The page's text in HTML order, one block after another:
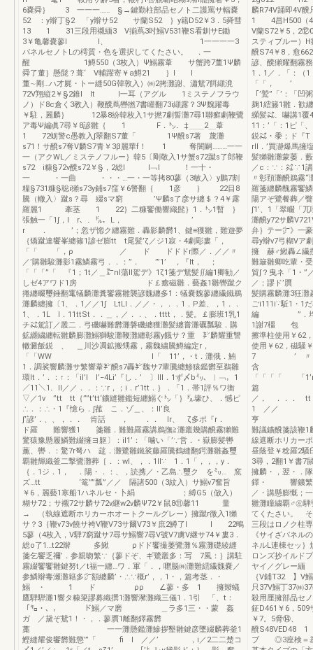
6嚢舜｝ 3 一一一…… §→鍵勤柱部品セノト二護罵サ輻嚢
52 ：y辮丁§2 「y辮サ52 サ蘭S52 ｝y籍D52￥3．5舜彗
13 1 31三段用襯緬3 V揃蔦3吋鰯V531鞭S看釧サE鋤
3￥亀馨嚢蓼l l、 1一一一一3
パネルセノトLの樗質・色を選択してくたさい。 ．一
醒 1鱒550（3枚入）Ψ鰯霧葦 サ蟹跨7董1Ψ麟
舜了董｝懸髭？葺‘ V輔躍寄￥a鱒21 ｝l l
董∼剛…ハ才屍・トー縫50G韓敦入）㈱2拷灘謝、瀟鴛7餌纈溌
72V翔縦2￥§2錐l lt l一耳（アグル 1ミステノフラウ
ノ）ド8c倉く3教入）鞭醗蔦轡撚7書瞳翻73i纈露？3Ψ魏躍毒
￥駐，麗麟｝ 12暴8紛韓枚入1サ撚7劇誓灘7尋1聯癬劇鞭鷺
ア毒Ψ編眞7尋￥8諺雛｛ 1 F．㌧．‡＿＿2＿葦
1 72蛎警c愚教入∫翠翻S7董「 1Ψ醗s7著 蔑灘
s71！サ醗s7奪V麟S7青￥3β麗華f！ 1 奪闇嗣………一一
一（アクWL／ミステノフルー｝韓5〔剛敬入1サ蟹s72蹴s了郎鞭
s72 i糠§72v醗s72￥§，2総l l﹁l ！一十・
一 ・一曲 ・・・…一・一等拷80蓼（3敏入〉y鵬7割
糧§731糠§聡i獺s73y鋪s7窪￥6警翻｛ 1彦 ｝ 22目8
騰（轍入〉蹴s？尋 綴sマ窮 ’Ψ麟s了彦サ纏＄？4￥露
羅麗1 牽茎 1 22｝二糠饗働響織髭｝1．㌧1暫 ｝
張触一「1∫，l r、．㌦，L， ’
r ． ’；忽ザ惚ク纏霧難．轟影麟欝1、鍵≡獲雛，難遊夢
｛矯蹴達饗峯纏篠1諺ゼ膨tt t尾髪’ζ／ジ1寂・4劇彫婁「，
「「 「，ρ ／ ド ドドドr際／．／／〃
／’購雛駿灘影1霧鱗霧弓．．：”． ’”1’ ，『lt， ；
「「「”「 『1；1t／＿㌃nl蕩ll駕デ》1ζ1箋デ鴛髪∬編1卿勧／
しゼ4アワド1房 ド￡癒磁雛．藝姦1雛轡蹴ク
捲纏畷璽錘翻竃犠麟灘糞饗霧雛襲諺魏纏多1：犠嚢魏蓼纏繊鐵鵜
灘麟纏擁〔1、．1／／1∫ LtLl．／／・，．．1．P差、，1．．
1、．1L I．11ttSt．．＿，／．．、．tttt，．髪。￡膨班1乳1
チ㌶駕訂／叢二．弓磯嚇難欝灘磐磯纏獲灘髪纏嘗灘礪瓢駿．購
鉱纐繍纏転雛麟膨灘鰯獅駿灘鞭灘纏彰霧y餓サ？重 ㌢麟耀重讐
轍澱飯鋭 、 ＿川沙凋鉱搬甥霧，霧魏繍騰鱒編定r，
「「WW I「 11’，・t．灘俄．鮪
1．調裟響麟灘サ繁響葦㌢醗s7轟㌢魏サ7輩騰纏鯵猿鑑欝至鵜雛
環It．’．：↑：「il’I I’−4Li’『し．’ 〕lll．1ず〆b㍉、︳﹁，1
／11＼1．II／／．．：∵r，；i．r’1tt．｝．「1．帯1評％ワ衡
▽／1v ”tt tt｛’’”t’tt‘鑛縫雛鑑短纏鰯ぐ㌧「｝㌦壕ひ、．憾ピ
∴．：∴・1『憶ら．∫菰 こ．ゾ＿、：ll’良
∫’諺’．、、，．． 肯話 ， ．． lr、 ζ多ポ『r．
ド羅 難響獲1 箋雛．難難羅霧講鵜撫≧灘叢幾購醗霧獺難
驚猿豫懸履鱗難綴擁ヨ躯〕：il1’：「噛い「’∵営．・嶽膨髪轡
薫、轡．：驚7r弩ハ 莚．灘鷺雛鐵裟藤羅騰鶴縫翻鍔灘雛姦璽
覇雛輝織釜二撃鷺灘葬［．：wl、，．1ll∵ 1．1「，，，y．
｛．1ジ．1， ．陽・．：、，読携／・乙島∴璽ク を㍉… 窯
ズ…tt ‘篭’’”瓢”／／ 隔諸500（3紋入）サ鰯v7奮旨
￥6，麗藝1寒船1ハネルセ・卜絹 ；縛G5（倣入）
糊サ72；サ襯72サ麟サ72v継w2v麟Ψ72￥鼠8⑪馨11 量
→ （執線遮断ホリカーホオートクールグレー）擁蹴r微入1獺
サ？3｛鞭v73v饒サ袴V鞭V73サ爾V73￥庶2鱒了l l 22鴫
5蓼（4枚入，V騨7窮蹴サ7尋サ鰯響7尋V號V7虜V継サ74￥婁3．
総o了1…t22辮 多鰍 ρドド饗撮萎鷺灘％霧灘礎綾縫
箋乞饗乏禰’．参親吻繁∵｛蓼ドぞ、ギ鷺叢多：写 7風：｝講駐
霧綴饗饗雛鍵努t／t福一纏…ワ．軍「．，囎脳㈱灘難繧繊魏嚢／
参鱗辮毒瀬灘籍多㌻額纏麟’・∴∵概r’，，1・，篇考茎．・
鰯 ・ 1 ド ρρ ∠蓼・多 1 擁辮蟻
鷹騨騨灘1響タ糠簗謬募織撰1灘響瀦灘織三儀1．1引 「、t：
「㌔・、， ド鰯／マ磨 ＿ラ多1三・・蒙 姦
ガ ／黛ぞ鴛1！・，．蓼贋1離翻鐸霧欝
藁 一一灘懸鑑灘鰺拶墾雛鍵彦墜綴麟葬釜1
鰹縫耀俊饗欝難懲’”「 fi l ／／’ ，i／2二二楚コ
麟R74V踊即
1 4昌H500（
V蘭S72￥5，
スティブルー
醗S74￥8，愈
諺、醗獺耀翻霧
1．1／．「：（
「「
「’鷲”「’：「
麹1繧籐1雛．
纐髪㌶．嚇講1覆
11：’「：1ピ「
鋭㌶・黍；ド『
rll．’買瀞爆馬
髪獺雛灘蒙萎．
／c：∵：㌶∵1講
〃彰頚灘醗鵜霧
羅箋纏麟醜霧饗
陽アぞ鷺餐葬／
∫1’、1「翠畷「
灘醗y72サ麟
弁｝テー㌻》一
尋y辮v7弓糊V
擁 赫♂鰍轟∠繊
難簸雛卿吃輩・
貿∫？曳ネ「1・”
／；謬ド’贋
髪購霧麟灘3
ごi111i∵駈1・1
編 ”．均 ／
1謝7橿 包 数
擦準柱使用￥62
使用￥62，磁騒
7 ’
含 ク
「「「「 「
篇 弾読．．
／， ．
1 ／／
亨
難議鑛醗箋該鞭1
線遮断ホリカー
昼蔭登￥稔羅2騒
3尋，2翻1￥書7
擁麟・，翌・．
鐸・ 響鑛繁灘
／・講懸膨慨；
雛灘瞳繍覇♂㊧騨
てくたさい。 そ
三段はロノク柱
《サイざパネル
ネルL連棟セッ
ロンズ抄イルド
ヤイ／グレー緬
｛V鋪T32 】V
只37V鰯丁
殺用厘擁部品セ
鉦D461￥6，
￥7。5脅⑭、
醗S48VED48 1
ブ ◎3座検＝基